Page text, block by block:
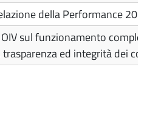
della Performance
OIV sul funzionamento
ed integrità dei